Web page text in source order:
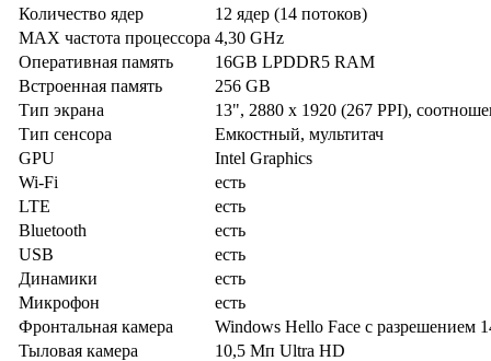
Количество ядер
12 ядер (14 потоков)
MAX частота процессора 4,30 GHz
Оперативная память
16GB LPDDR5 RAM
Встроенная память
256 GB
Тип экрана
13", 2880 x 1920 (267 PPI),
Тип сенсора
Емкостный, мультитач
GPU
Intel Graphics
Wi-Fi
есть
LTE
есть
Bluetooth
есть
USB
есть
Динамики
есть
Микрофон
есть
Фронтальная камера
Windows Hello Face с разрешением
Тыловая камера
10,5 Мп Ultra HD